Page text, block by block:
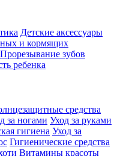
Детские аксессуары
и кормящих
Прорезывание зубов
ребенка
средства
за ногами Уход за руками
гигиена Уход за
Гигиенические средства
Витамины красоты